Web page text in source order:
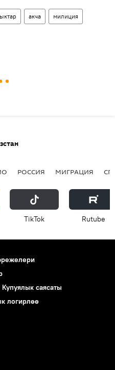
акча милиция
РОССИЯ МИГРАЦИЯ
ТikТоk Rutube
Купуялык саясаты
логирлөө